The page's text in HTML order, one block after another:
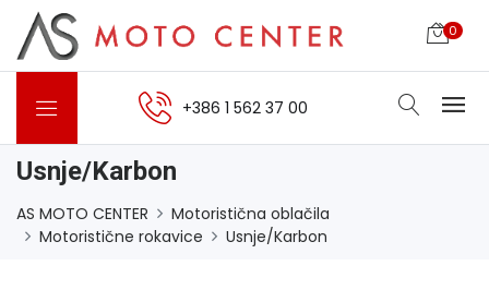
0
+386 1 562 37 00
Usnje/Karbon
AS MOTO CENTER
Motoristična oblačila
Motoristične rokavice
Usnje/Karbon